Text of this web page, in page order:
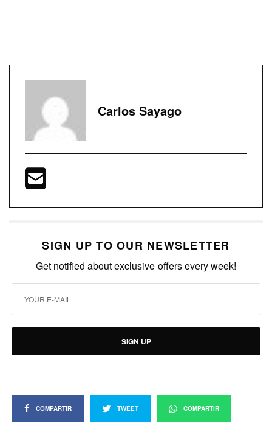
Carlos Sayago
SIGN UP TO OUR NEWSLETTER
Get notified about exclusive offers every week!
SIGN UP
COMPARTIR TWEET COMPARTIR